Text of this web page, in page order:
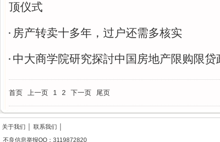
顶仪式
房产转卖十多年，过户还需多核实
中大商学院研究探討中国房地产限购限贷
首页 上一页 1 2 下一页 尾页
关于我们 联系我们
不良信息举报QQ：3119872820